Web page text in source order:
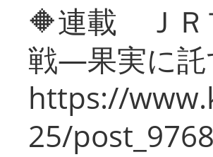
🔶連載 ＪＲ
戦―果実に
https://
25/